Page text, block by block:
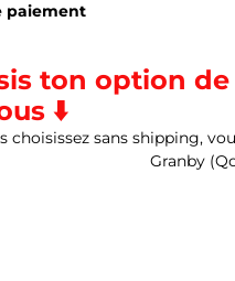
paiement
ton option
⬇️
choisissez sans shipping,
Granby